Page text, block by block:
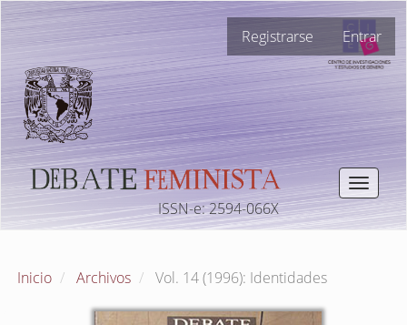
Navegación
principal
Contenido
principal
Barra
lateral
Registrarse Entrar
Toggle
ISSN-e: 2594-066X
Inicio Archivos Vol. 14 (1996): Identidades